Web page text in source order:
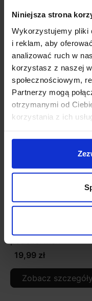
Niniejsza strona
Wykorzystujemy pliki
i reklam, aby
analizować ruch w
korzystasz z naszej
społecznościowym,
Partnerzy mogą
otrzymanymi od
korzystania z ich
Sterownik radiowy
taśm LED RF20 144W
79,99 zł
Zobacz
Sterownik z pilotem
19,99 zł
Zobacz szczegóły